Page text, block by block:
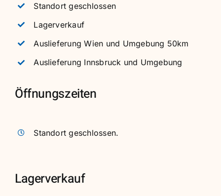
Standort geschlossen
Lagerverkauf
Auslieferung Wien und Umgebung 50km
Auslieferung Innsbruck und Umgebung
Öffnungszeiten
Standort geschlossen.
Lagerverkauf